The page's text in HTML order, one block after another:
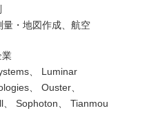
量・地図作成、航空
業
、 Luminar
、 Ouster、
Sophoton、 Tianmou